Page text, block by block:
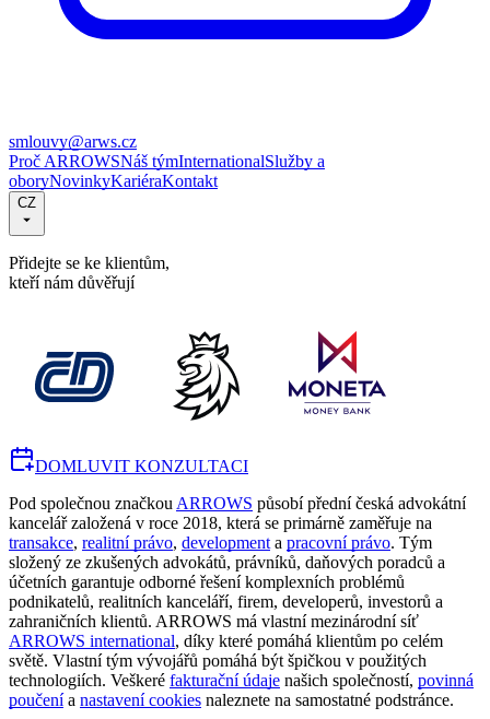
smlouvy@arws.cz
Proč ARROWSNáš týmInternationalSlužby a
oboryNovinkyKariéraKontakt
CZ
Přidejte se ke klientům,
kteří nám důvěřují
DOMLUVIT KONZULTACI
Pod společnou značkou ARROWS působí přední česká advokátní
kancelář založená v roce 2018, která se primárně zaměřuje na
transakce, realitní právo, development a pracovní právo. Tým
složený ze zkušených advokátů, právníků, daňových poradců a
účetních garantuje odborné řešení komplexních problémů
podnikatelů, realitních kanceláří, firem, developerů, investorů a
zahraničních klientů. ARROWS má vlastní mezinárodní síť
ARROWS international, díky které pomáhá klientům po celém
světě. Vlastní tým vývojářů pomáhá být špičkou v použitých
technologiích. Veškeré fakturační údaje našich společností, povinná
poučenía nastavení cookies naleznete na samostatné podstránce.